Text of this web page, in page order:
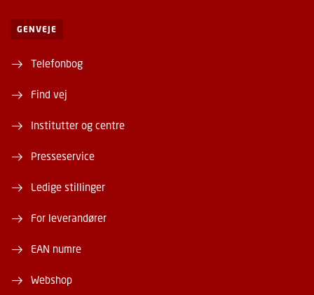
GENVEJE
Telefonbog
Find vej
Institutter og centre
Presseservice
Ledige stillinger
For leverandører
EAN numre
Webshop